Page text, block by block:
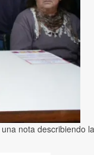
nota describiendo